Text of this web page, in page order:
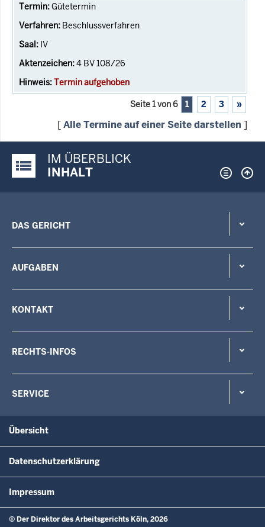
Gütetermin
Beschlussverfahren
IV
4 BV 108/26
Termin aufgehoben
Seite 1 von 6 1 2 3 »
[Alle Termine auf einer Seite darstellen ]
Justiz-Portal im Überblick:
IM ÜBERBLICK
INHALT
DAS GERICHT
AUFGABEN
KONTAKT
RECHTS-INFOS
SERVICE
Übersicht
Datenschutzerklärung
Impressum
© Der Direktor des Arbeitsgerichts Köln, 2026